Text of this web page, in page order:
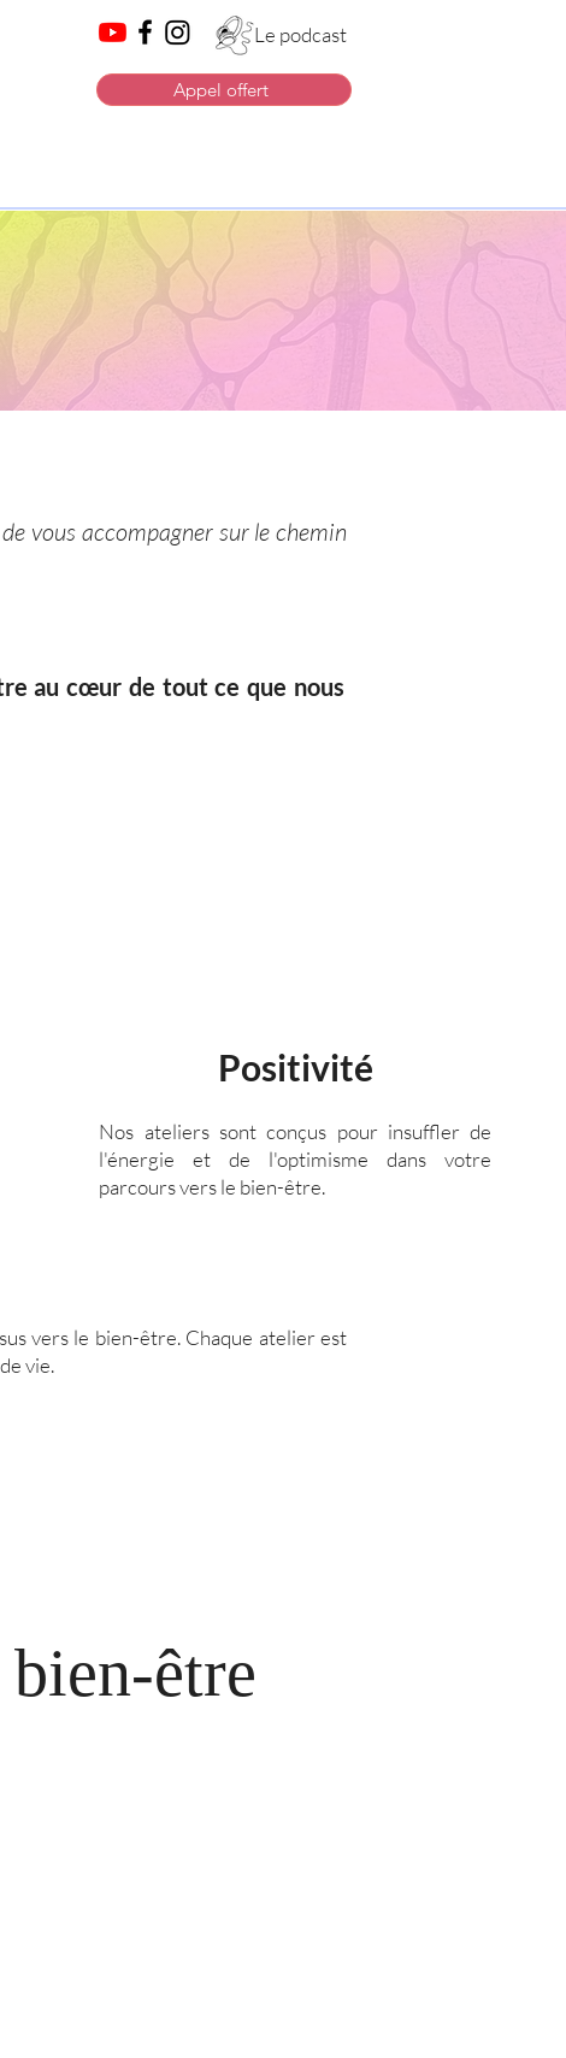
Le podcast
Appel offert
vous accompagner sur le chemin
au cœur de tout ce que nous
Positivité
Nos ateliers sont conçus pour insuffler de
l'énergie et de l'optimisme dans votre
parcours vers le bien-être.
vers le bien-être. Chaque atelier est
vie.
être